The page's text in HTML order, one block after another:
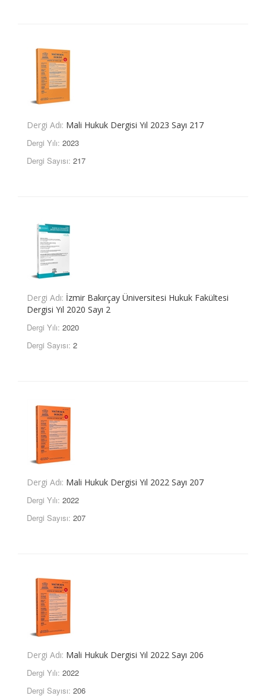
Dergi Adı: Mali Hukuk Dergisi Yıl 2023 Sayı 217
Dergi Yılı: 2023
Dergi Sayısı: 217
Dergi Adı: İzmir Bakırçay Üniversitesi Hukuk Fakültesi
Dergisi Yıl 2020 Sayı 2
Dergi Yılı: 2020
Dergi Sayısı: 2
Dergi Adı: Mali Hukuk Dergisi Yıl 2022 Sayı 207
Dergi Yılı: 2022
Dergi Sayısı: 207
Dergi Adı: Mali Hukuk Dergisi Yıl 2022 Sayı 206
Dergi Yılı: 2022
Dergi Sayısı: 206